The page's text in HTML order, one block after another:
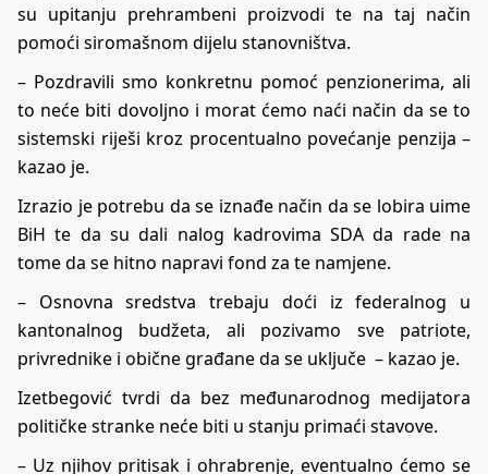
su upitanju prehrambeni proizvodi te na taj način
pomoći siromašnom dijelu stanovništva.
– Pozdravili smo konkretnu pomoć penzionerima, ali
to neće biti dovoljno i morat ćemo naći način da se to
sistemski riješi kroz procentualno povećanje penzija –
kazao je.
Izrazio je potrebu da se iznađe način da se lobira uime
BiH te da su dali nalog kadrovima SDA da rade na
tome da se hitno napravi fond za te namjene.
– Osnovna sredstva trebaju doći iz federalnog u
kantonalnog budžeta, ali pozivamo sve patriote,
privrednike i obične građane da se uključe – kazao je.
Izetbegović tvrdi da bez međunarodnog medijatora
političke stranke neće biti u stanju primaći stavove.
– Uz njihov pritisak i ohrabrenje, eventualno ćemo se